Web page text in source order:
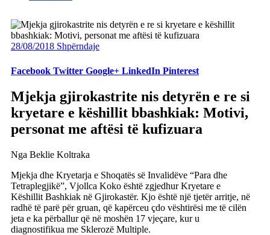
28/08/2018 Shpërndaje
Facebook Twitter Google+ LinkedIn Pinterest
Mjekja gjirokastrite nis detyrën e re si
kryetare e këshillit bbashkiak: Motivi,
personat me aftësi të kufizuara
Nga Beklie Koltraka
Mjekja dhe Kryetarja e Shoqatës së Invalidëve “Para dhe
Tetraplegjikë”, Vjollca Koko është zgjedhur Kryetare e
Këshillit Bashkiak në Gjirokastër. Kjo është një tjetër arritje, në
radhë të parë për gruan, që kapërceu çdo vështirësi me të cilën
jeta e ka përballur që në moshën 17 vjeçare, kur u
diagnostifikua me Sklerozë Multiple.